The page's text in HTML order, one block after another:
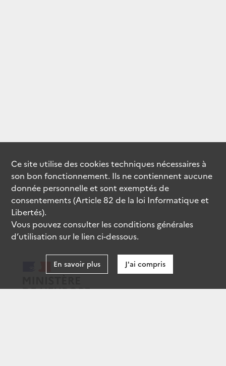
Ce site utilise descookiestechniques nécessaires à
son bon fonctionnement. Ils ne contiennent aucune
donnée personnelle et sont exemptés de
consentements (Article 82 de la loi Informatique et
Libertés).
Vous pouvez consulter les conditions générales
d’utilisation sur le lien ci-dessous.
En savoir plus J'ai compris